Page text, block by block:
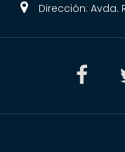
Dirección: Avda.